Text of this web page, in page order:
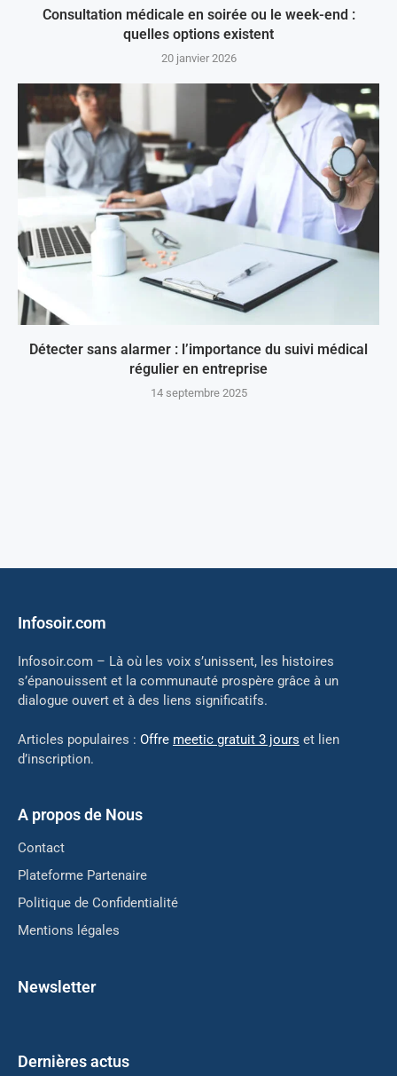
Consultation médicale en soirée ou le week-end :
quelles options existent
20 janvier 2026
Détecter sans alarmer : l’importance du suivi médical
régulier en entreprise
14 septembre 2025
Infosoir.com
Infosoir.com – Là où les voix s’unissent, les histoires
s’épanouissent et la communauté prospère grâce à un
dialogue ouvert et à des liens significatifs.
Articles populaires : Offre meetic gratuit 3 jours et lien
d’inscription.
A propos de Nous
Contact
Plateforme Partenaire
Politique de Confidentialité
Mentions légales
Newsletter
Dernières actus